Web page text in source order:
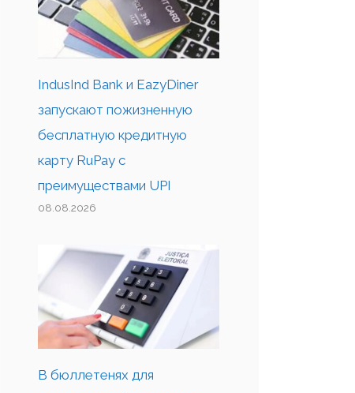
IndusInd Bank и EazyDiner
запускают пожизненную
бесплатную кредитную
карту RuPay с
преимуществами UPI
08.08.2026
В бюллетенях для